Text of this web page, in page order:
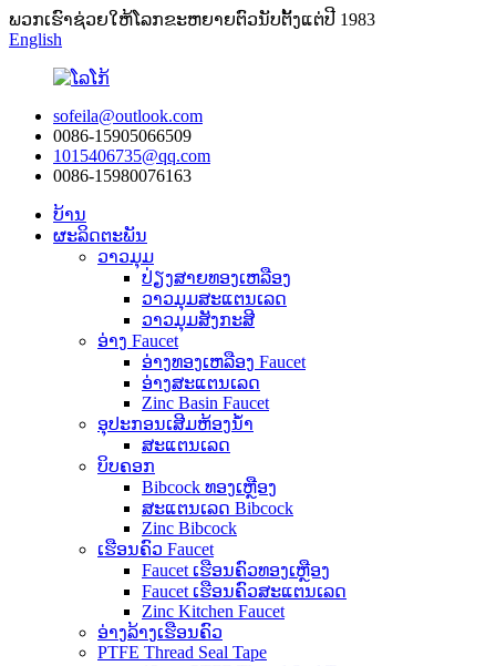
ພວກ​ເຮົາ​ຊ່ວຍ​ໃຫ້​ໂລກ​ຂະ​ຫຍາຍ​ຕົວ​ນັບ​ຕັ້ງ​ແຕ່​ປີ 1983​
English
sofeila@outlook.com
0086-15905066509
1015406735@qq.com
0086-15980076163
ບ້ານ
ຜະລິດຕະພັນ
ວາວມຸມ
ປ່ຽງສາຍທອງເຫລືອງ
ວາວມຸມສະແຕນເລດ
ວາວມຸມສັງກະສີ
ອ່າງ Faucet
ອ່າງທອງເຫລືອງ Faucet
ອ່າງສະແຕນເລດ
Zinc Basin Faucet
ອຸປະກອນເສີມຫ້ອງນ້ໍາ
ສະແຕນເລດ
ບິບຄອກ
Bibcock ທອງເຫຼືອງ
ສະແຕນເລດ Bibcock
Zinc Bibcock
ເຮືອນຄົວ Faucet
Faucet ເຮືອນຄົວທອງເຫຼືອງ
Faucet ເຮືອນຄົວສະແຕນເລດ
Zinc Kitchen Faucet
ອ່າງລ້າງເຮືອນຄົວ
PTFE Thread Seal Tape